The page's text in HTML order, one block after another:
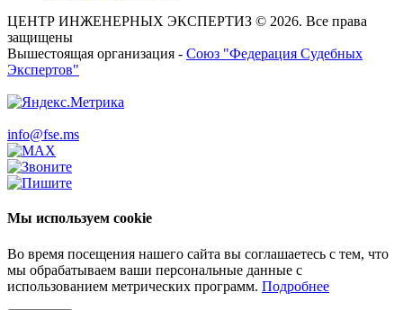
ЦЕНТР ИНЖЕНЕРНЫХ ЭКСПЕРТИЗ © 2026. Все права
защищены
Вышестоящая организация - Союз "Федерация Судебных
Экспертов"
info@fse.ms
Мы используем cookie
Во время посещения нашего сайта вы соглашаетесь с тем, что
мы обрабатываем ваши персональные данные с
использованием метрических программ. Подробнее